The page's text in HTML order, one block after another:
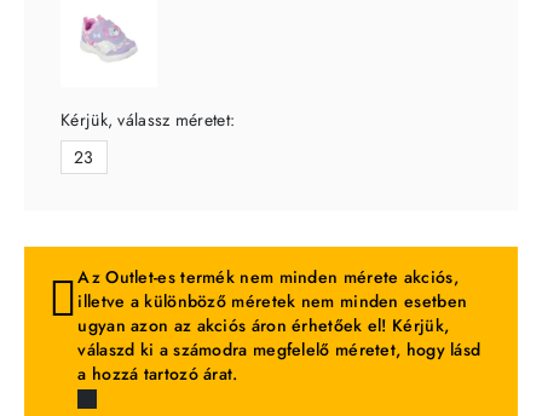
Kérjük, válassz méretet:
23
Az Outlet-es termék nem minden mérete akciós,
illetve a különböző méretek nem minden esetben
ugyan azon az akciós áron érhetőek el! Kérjük,
válaszd ki a számodra megfelelő méretet, hogy lásd
a hozzá tartozó árat.